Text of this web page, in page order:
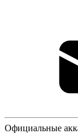
Официальные